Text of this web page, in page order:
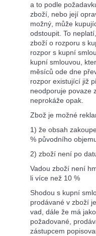
a to podle
zboží, nebo její
možný, může
odstoupit. To
zboží o rozporu s
rozpor s kupní
kupní smlouvou,
měsíců ode dne
rozpor existující již
neodporuje povaze
neprokáže opak.
Zbož je možné
1) že obsah
% původního
2) zboží není po
Vadou zboží není
li více než 10 %
Shodou s kupní
prodávané v zboží
vad, dále že má
požadované,
zástupcem